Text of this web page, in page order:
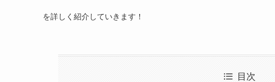
を詳しく紹介していきます！
目次